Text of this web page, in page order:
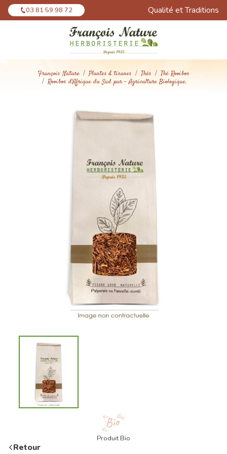
03 81 59 98 72 Qualité et Traditions
François Nature Plantes & tisanes Thés
Thé Rooibos
Rooibos d'Afrique du Sud pur - Agriculture Biologique.
Produit Bio
Retour
Panneau de gestion des cookies